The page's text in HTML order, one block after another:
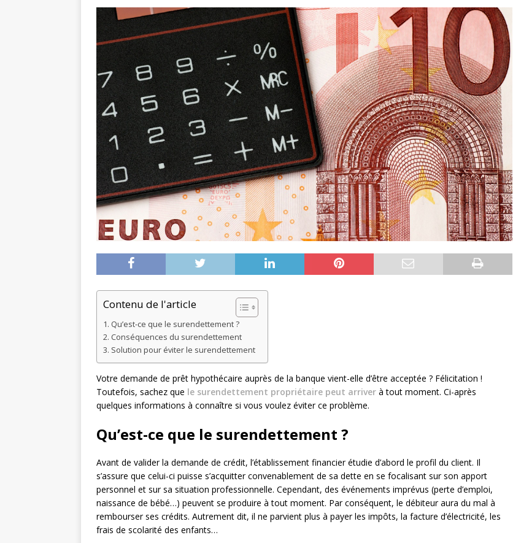
Contenu de l'article
Qu’est-ce que le surendettement ?
Conséquences du surendettement
Solution pour éviter le surendettement
Votre demande de prêt hypothécaire auprès de la banque vient-elle d’être acceptée ? Félicitation !
Toutefois, sachez que le surendettement propriétaire peut arriver à tout moment. Ci-après
quelques informations à connaître si vous voulez éviter ce problème.
Qu’est-ce que le surendettement ?
Avant de valider la demande de crédit, l’établissement financier étudie d’abord le profil du client. Il
s’assure que celui-ci puisse s’acquitter convenablement de sa dette en se focalisant sur son apport
personnel et sur sa situation professionnelle. Cependant, des événements imprévus (perte d’emploi,
naissance de bébé…) peuvent se produire à tout moment. Par conséquent, le débiteur aura du mal à
rembourser ses crédits. Autrement dit, il ne parvient plus à payer les impôts, la facture d’électricité, les
frais de scolarité des enfants…